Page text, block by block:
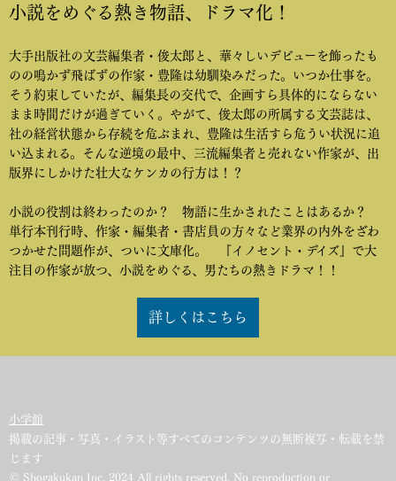
小説をめぐる熱き物語、ドラマ化！
大手出版社の文芸編集者・俊太郎と、華々しいデビューを飾ったも
のの鳴かず飛ばずの作家・豊隆は幼馴染みだった。いつか仕事を。
そう約束していたが、編集長の交代で、企画すら具体的にならない
まま時間だけが過ぎていく。やがて、俊太郎の所属する文芸誌は、
社の経営状態から存続を危ぶまれ、豊隆は生活すら危うい状況に追
い込まれる。そんな逆境の最中、三流編集者と売れない作家が、出
版界にしかけた壮大なケンカの行方は！？
小説の役割は終わったのか？ 物語に生かされたことはあるか？
単行本刊行時、作家・編集者・書店員の方々など業界の内外をざわ
つかせた問題作が、ついに文庫化。 『イノセント・デイズ』で大
注目の作家が放つ、小説をめぐる、男たちの熱きドラマ！！
詳しくはこちら
小学館
掲載の記事・写真・イラスト等すべてのコンテンツの無断複写・転載を禁
じます
© Shogakukan Inc. 2024 All rights reserved. No reproduction or